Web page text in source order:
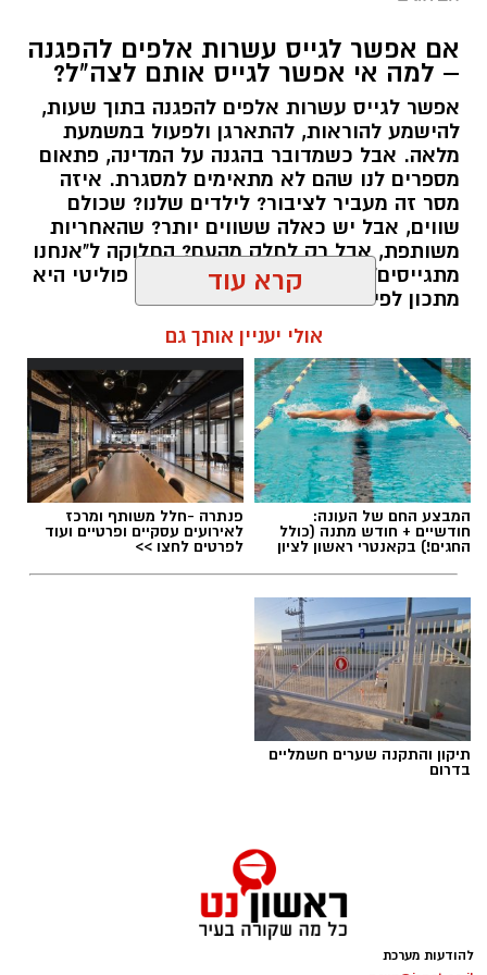
יש לכם מידע חשוב שטרם נחשף? צילומים מאירוע
חדשותי? מצאתם טעות בכתבה? נשמח שתשתפו
אותנו
אם אפשר לגייס עשרות אלפים להפגנה
– למה אי אפשר לגייס אותם לצה"ל?
אפשר לגייס עשרות אלפים להפגנה בתוך שעות,
להישמע להוראות, להתארגן ולפעול במשמעת
מלאה. אבל כשמדובר בהגנה על המדינה, פתאום
מספרים לנו שהם לא מתאימים למסגרת. איזה
מסר זה מעביר לציבור? לילדים שלנו? שכולם
שווים, אבל יש כאלה ששווים יותר? שהאחריות
משותפת, אבל רק לחלק מהעם? החלוקה ל"אנחנו
מתגייסים" ו"הם לא" היא לא רק ויכוח פוליטי היא
מתכון לפילוג שמפורר אותנו מבפנים.
תגים: הפגנות חרדיים גיוס לצה"ל
הפגנות חרדים chatgpt
הפגנות הענק היום, ששיבשו את סדר היום של
קרא עוד
אולי יעניין אותך גם
המבצע החם של העונה:
חודשיים + חודש מתנה (כולל
החגים!) בקאנטרי ראשון לציון
פנתרה -חלל משותף ומרכז
לאירועים עסקיים ופרטיים ועוד
לפרטים לחצו >>
תיקון והתקנה שערים חשמליים
בדרום
להודעות מערכת